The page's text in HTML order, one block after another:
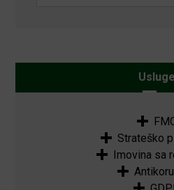
Usluge
Strateško
Imovina sa